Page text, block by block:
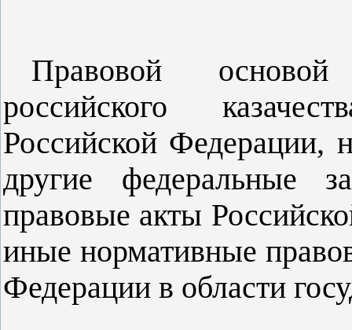
Правовой основой
российского
Российской Федерации,
другие федеральные
правовые акты
иные нормативные
Федерации в области